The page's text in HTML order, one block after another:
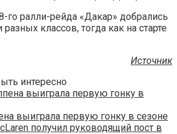
го ралли-рейда «Дакар» добрались
классов, тогда как на старте
Источник
интересно
выиграла первую гонку в сезоне